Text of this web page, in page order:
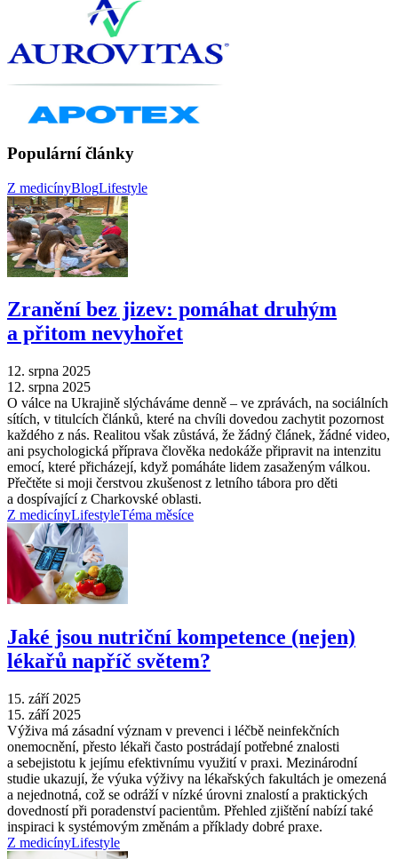
Populární články
Z medicínyBlogLifestyle
Zranění bez jizev: pomáhat druhým
a přitom nevyhořet
12. srpna 2025
12. srpna 2025
O válce na Ukrajině slýcháváme denně –⁠ ve zprávách, na sociálních
sítích, v titulcích článků, které na chvíli dovedou zachytit pozornost
každého z nás. Realitou však zůstává, že žádný článek, žádné video,
ani psychologická příprava člověka nedokáže připravit na intenzitu
emocí, které přicházejí, když pomáháte lidem zasaženým válkou.
Přečtěte si moji čerstvou zkušenost z letního tábora pro děti
a dospívající z Charkovské oblasti.
Z medicínyLifestyleTéma měsíce
Jaké jsou nutriční kompetence (nejen)
lékařů napříč světem?
15. září 2025
15. září 2025
Výživa má zásadní význam v prevenci i léčbě neinfekčních
onemocnění, přesto lékaři často postrádají potřebné znalosti
a sebejistotu k jejímu efektivnímu využití v praxi. Mezinárodní
studie ukazují, že výuka výživy na lékařských fakultách je omezená
a nejednotná, což se odráží v nízké úrovni znalostí a praktických
dovedností při poradenství pacientům. Přehled zjištění nabízí také
inspiraci k systémovým změnám a příklady dobré praxe.
Z medicínyLifestyle